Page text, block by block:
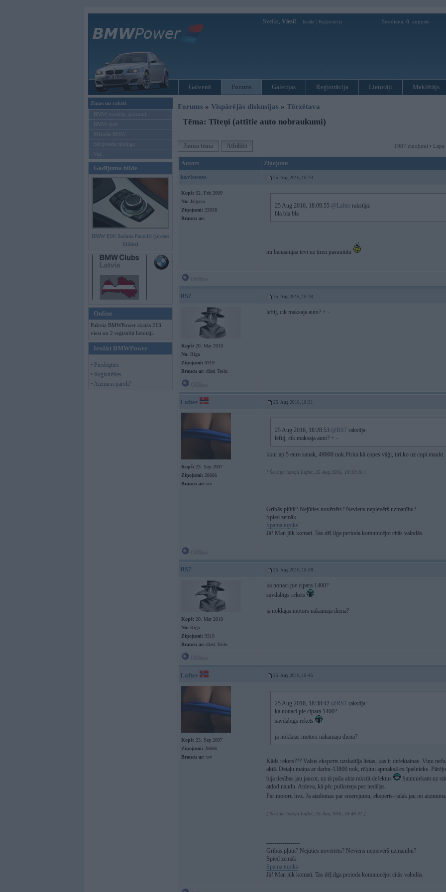
Sveiks, Viesi! Ienākt Reģistrācija Sestdiena, 8. augusts
Galvenā Forums Galerijas Reģistrācija Lietotāji Meklētājs
Ziņas un raksti
BMW modeļu jaunumi
BMW testi
Mēneša BMW
Sērijveida tūnings
Vel...
Gadījuma bilde
BMW E90 Sedans Facelift (preses
bildes)
Online
Pašreiz BMWPower skatās 213
viesi un 2 reģistrēti lietotāji.
Ienākt BMWPower
• Pieslēgties
• Reģistrēties
• Aizmirsi paroli?
Forums » Vispārējās diskusijas » Tērzētava
Tēma: Tīteņi (attītie auto nobraukumi)
Jauna tēma Atbildēt 1987 ziņojumi • Lapa
Autors Ziņojums
karlsonss 25. Aug 2016, 18:23
Kopš: 02. Feb 2009
No: Jelgava
Ziņojumi: 23038
Braucu ar:
25 Aug 2016, 18:09:55 @Lafter rakstīja:
bla bla bla
nu banaanijaa tevi uz tirzu pasuutiitu
RS7 25. Aug 2016, 18:28
Kopš: 20. Mar 2010
No: Rīga
Ziņojumi: 9319
Braucu ar: dīzeļ Teslu
leftij, cik maksaja auto? + -
Lafter 25. Aug 2016, 18:31
Kopš: 23. Sep 2007
Ziņojumi: 28686
Braucu ar: wv
25 Aug 2016, 18:28:53 @RS7 rakstīja:
leftij, cik maksaja auto? + -
kkur ap 5 euro sanak, 49000 nok.Pirku kā copes vāģi, tiri ko uz copi
[ Šo ziņu laboja Lafter, 25 Aug 2016, 18:33:40 ]
-----------------
Gribās pļūtīt? Nejūties novērtēts? Neviens nepievērš uzmanību?
Spied zemāk.
Spama topiks
Jā! Man jūk komati. Tas dēļ ilga perioda komunicējot citās valodās.
RS7 25. Aug 2016, 18:38
Kopš: 20. Mar 2010
No: Rīga
Ziņojumi: 9319
Braucu ar: dīzeļ Teslu
ka nonaci pie cipara 1400?
savdabigs rekets
ja noklajas motors nakamaja diena?
Lafter 25. Aug 2016, 18:45
Kopš: 23. Sep 2007
Ziņojumi: 28686
Braucu ar: wv
25 Aug 2016, 18:38:42 @RS7 rakstīja:
ka nonaci pie cipara 1400?
savdabigs rekets
ja noklajas motors nakamaja diena?
Kāds rekets??? Valsts eksperts uzskaitīja lietas, kas ir defektainas. Viņu
aktā. Detaļu maiņa ar darbu-13800 nok, rēķinu apmaksā ex īpašnieks.
bija tiesības jau jaucot, uz tā paša akta rakstīt defektus
Saimniekam uz
atdod naudu. Atdeva, kā pēc pulksteņa pec nedēļas.
Par motoru hvz. Ja aizdomas par smerejumu, eksperts- talak jau no
[ Šo ziņu laboja Lafter, 25 Aug 2016, 18:46:37 ]
-----------------
Gribās pļūtīt? Nejūties novērtēts? Neviens nepievērš uzmanību?
Spied zemāk.
Spama topiks
Jā! Man jūk komati. Tas dēļ ilga perioda komunicējot citās valodās.